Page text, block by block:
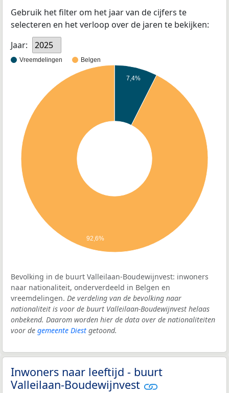
Gebruik het filter om het jaar van de cijfers te
selecteren en het verloop over de jaren te bekijken:
Jaar:
2025
Vreemdelingen Belgen
7,4%
92,6%
Bevolking in de buurt Valleilaan-Boudewijnvest: inwoners
naar nationaliteit, onderverdeeld in Belgen en
vreemdelingen. De verdeling van de bevolking naar
nationaliteit is voor de buurt Valleilaan-Boudewijnvest helaas
onbekend. Daarom worden hier de data over de nationaliteiten
voor de gemeente Diest getoond.
Inwoners naar leeftijd - buurt
Valleilaan-Boudewijnvest